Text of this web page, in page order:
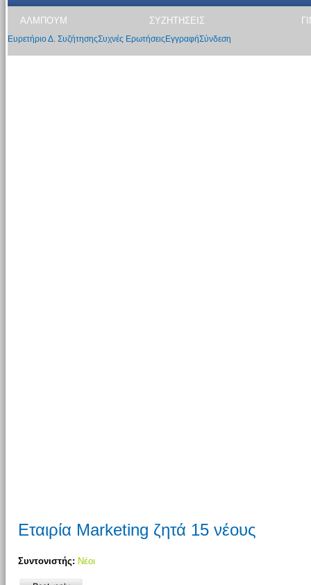
ΑΛΜΠΟΥΜ ΣΥΖΗΤΗΣΕΙΣ
Ευρετήριο Δ. ΣυζήτησηςΣυχνές Ερωτήσεις ΕγγραφήΣύνδεση
Εταιρία Marketing ζητά 15 νέους
Συντονιστής: Νέοι